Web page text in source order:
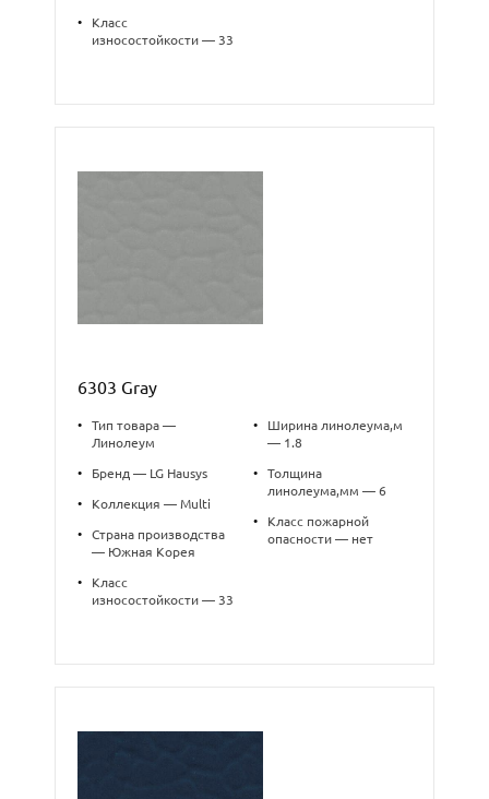
•
Класс
износостойкости — 33
6303 Gray
•
Тип товара —
Линолеум
• Бренд — LG Hausys
• Коллекция — Multi
•
Страна производства
— Южная Корея
•
Класс
износостойкости — 33
•
Ширина линолеума,м
— 1.8
•
Толщина
линолеума,мм — 6
•
Класс пожарной
опасности — нет